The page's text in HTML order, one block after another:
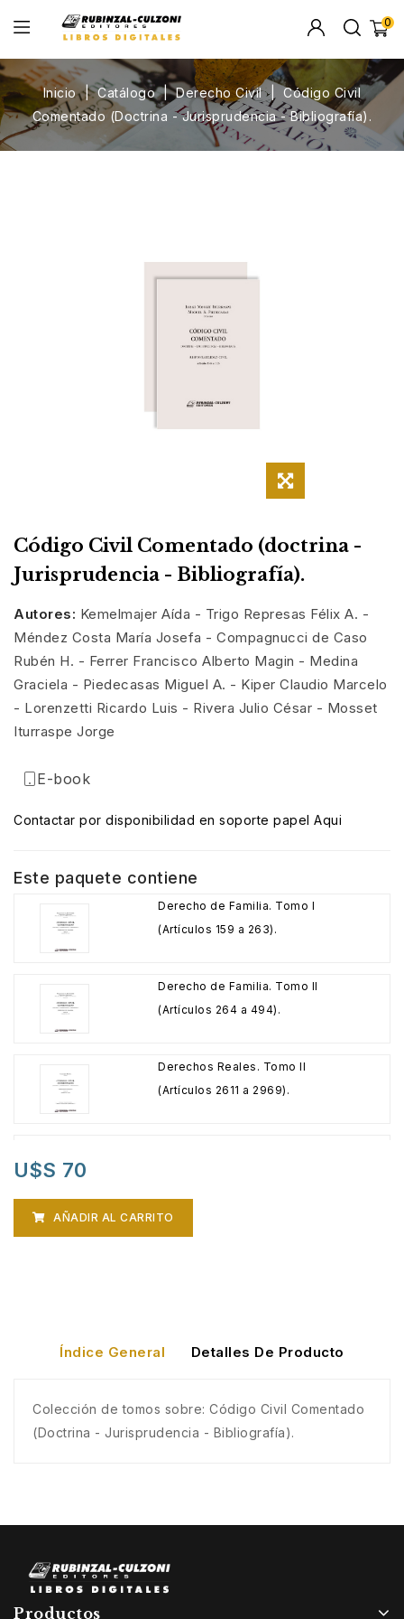
0
Inicio Catálogo Derecho Civil
Código Civil
Comentado (Doctrina - Jurisprudencia - Bibliografía).
Código Civil Comentado (doctrina -
Jurisprudencia - Bibliografía).
Autores: Kemelmajer Aída - Trigo Represas Félix A. -
Méndez Costa María Josefa - Compagnucci de Caso
Rubén H. - Ferrer Francisco Alberto Magin - Medina
Graciela - Piedecasas Miguel A. - Kiper Claudio Marcelo
- Lorenzetti Ricardo Luis - Rivera Julio César - Mosset
Iturraspe Jorge
E-book
Contactar por disponibilidad en soporte papel Aqui
Este paquete contiene
Derecho de Familia. Tomo I
(Artículos 159 a 263).
Derecho de Familia. Tomo II
(Artículos 264 a 494).
Derechos Reales. Tomo II
(Artículos 2611 a 2969).
1066 a 1136).
Aplicación de las leyes civiles
(Artículos 3875 a 4051).
U$S 70
AÑADIR AL CARRITO
Índice General Detalles De Producto
Colección de tomos sobre: Código Civil Comentado
(Doctrina - Jurisprudencia - Bibliografía).
Productos